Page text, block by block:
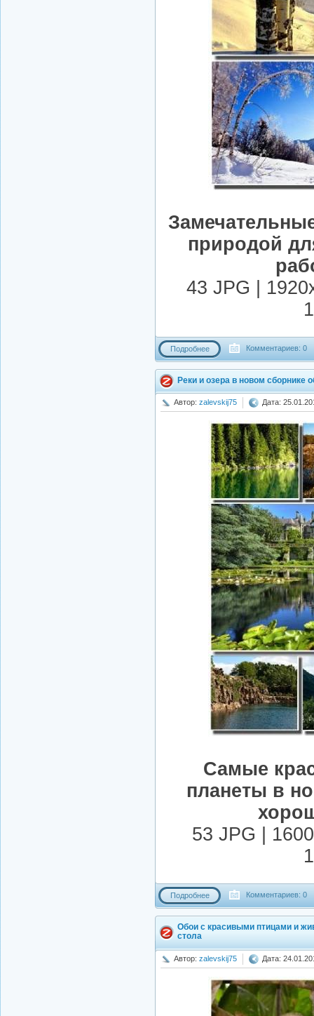
природой
43 JPG |
Подробнее Комментариев: 0
Реки и озера в новом сборнике
Автор: zalevskij75 Дата:
Самые
планеты в
53 JPG |
Подробнее Комментариев: 0
Обои с красивыми птицами и
стола
Автор: zalevskij75 Дата: